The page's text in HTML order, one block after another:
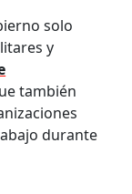
solo
y
también
durante